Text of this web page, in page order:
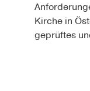
Kirche in
geprüftes